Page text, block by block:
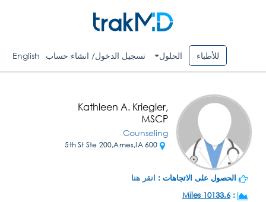
للأطباء الحلول تسجيل الدخول/ انشاء حساب English
Kathleen A. Kriegler,
MSCP
Counseling
الحصول على الاتجاهات : انقر هنا
:
10133.6 Miles